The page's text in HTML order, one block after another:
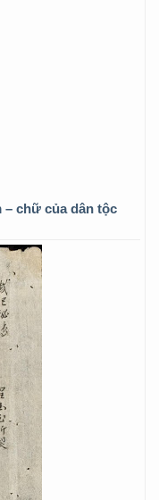
– chữ của dân tộc